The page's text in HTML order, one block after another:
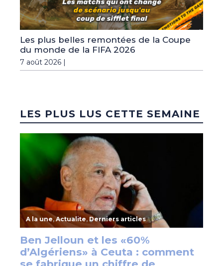
Les plus belles remontées de la Coupe
du monde de la FIFA 2026
7 août 2026 |
LES PLUS LUS CETTE SEMAINE